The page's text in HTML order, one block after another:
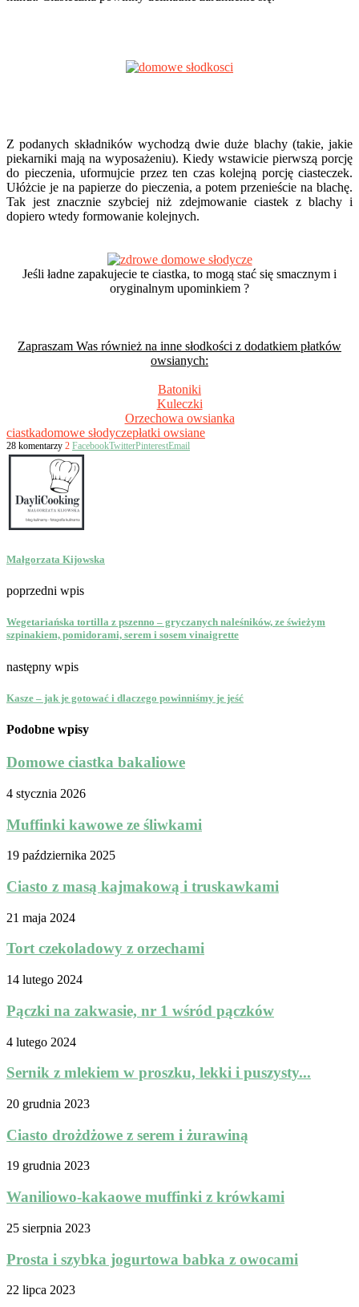
Z podanych składników wychodzą dwie duże blachy (takie, jakie
piekarniki mają na wyposażeniu). Kiedy wstawicie pierwszą porcję
do pieczenia, uformujcie przez ten czas kolejną porcję ciasteczek.
Ułóżcie je na papierze do pieczenia, a potem przenieście na blachę.
Tak jest znacznie szybciej niż zdejmowanie ciastek z blachy i
dopiero wtedy formowanie kolejnych.
Jeśli ładne zapakujecie te ciastka, to mogą stać się smacznym i
oryginalnym upominkiem ?
Zapraszam Was również na inne słodkości z dodatkiem płatków
owsianych:
Batoniki
Kuleczki
Orzechowa owsianka
ciastkadomowe słodyczepłatki owsiane
28 komentarzy 2 FacebookTwitterPinterestEmail
Małgorzata Kijowska
poprzedni wpis
Wegetariańska tortilla z pszenno – gryczanych naleśników, ze świeżym
szpinakiem, pomidorami, serem i sosem vinaigrette
następny wpis
Kasze – jak je gotować i dlaczego powinniśmy je jeść
Podobne wpisy
Domowe ciastka bakaliowe
4 stycznia 2026
Muffinki kawowe ze śliwkami
19 października 2025
Ciasto z masą kajmakową i truskawkami
21 maja 2024
Tort czekoladowy z orzechami
14 lutego 2024
Pączki na zakwasie, nr 1 wśród pączków
4 lutego 2024
Sernik z mlekiem w proszku, lekki i puszysty...
20 grudnia 2023
Ciasto drożdżowe z serem i żurawiną
19 grudnia 2023
Waniliowo-kakaowe muffinki z krówkami
25 sierpnia 2023
Prosta i szybka jogurtowa babka z owocami
22 lipca 2023